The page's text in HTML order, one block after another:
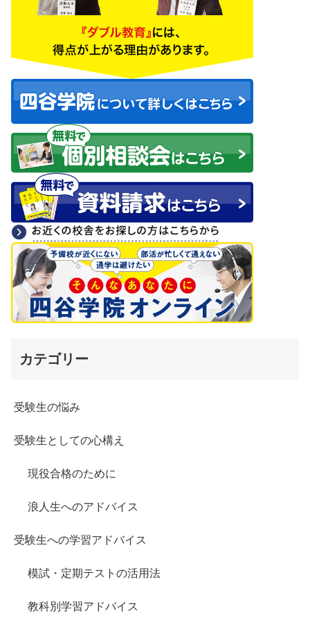
カテゴリー
受験生の悩み
受験生としての心構え
現役合格のために
浪人生へのアドバイス
受験生への学習アドバイス
模試・定期テストの活用法
教科別学習アドバイス